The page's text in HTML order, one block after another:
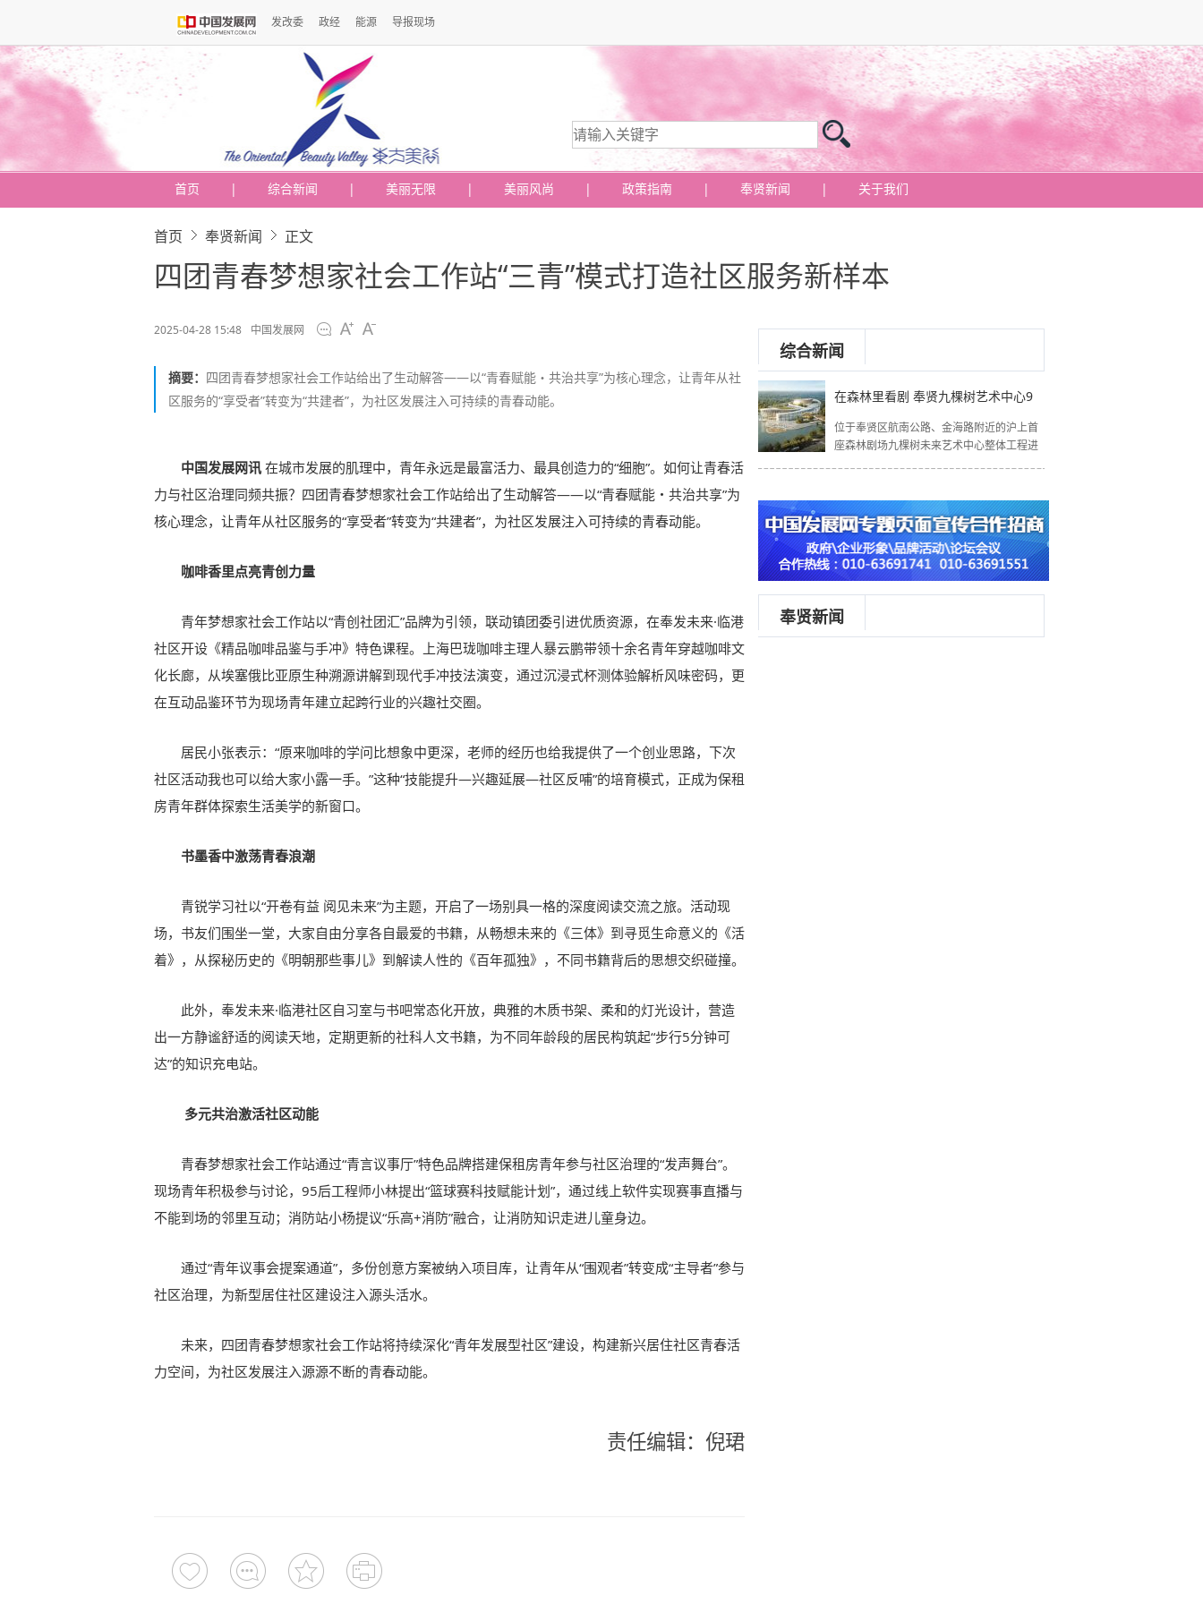
发改委 政经 能源 导报现场
首页 | 综合新闻 | 美丽无限 | 美丽风尚 | 政策指南 | 奉贤新闻 | 关于我们
首页 奉贤新闻 正文
四团青春梦想家社会工作站“三青”模式打造社区服务新样本
2025-04-28 15:48 中国发展网
摘要： 四团青春梦想家社会工作站给出了生动解答——以“青春赋能・共治共享”为核心理念，让青年从社
区服务的“享受者”转变为“共建者”，为社区发展注入可持续的青春动能。
中国发展网讯 在城市发展的肌理中，青年永远是最富活力、最具创造力的“细胞”。如何让青春活
力与社区治理同频共振？四团青春梦想家社会工作站给出了生动解答——以“青春赋能・共治共享”为
核心理念，让青年从社区服务的“享受者”转变为“共建者”，为社区发展注入可持续的青春动能。
咖啡香里点亮青创力量
青年梦想家社会工作站以“青创社团汇”品牌为引领，联动镇团委引进优质资源，在奉发未来·临港
社区开设《精品咖啡品鉴与手冲》特色课程。上海巴珑咖啡主理人暴云鹏带领十余名青年穿越咖啡文
化长廊，从埃塞俄比亚原生种溯源讲解到现代手冲技法演变，通过沉浸式杯测体验解析风味密码，更
在互动品鉴环节为现场青年建立起跨行业的兴趣社交圈。
居民小张表示：“原来咖啡的学问比想象中更深，老师的经历也给我提供了一个创业思路，下次
社区活动我也可以给大家小露一手。”这种“技能提升—兴趣延展—社区反哺”的培育模式，正成为保租
房青年群体探索生活美学的新窗口。
书墨香中激荡青春浪潮
青锐学习社以“开卷有益 阅见未来”为主题，开启了一场别具一格的深度阅读交流之旅。活动现
场，书友们围坐一堂，大家自由分享各自最爱的书籍，从畅想未来的《三体》到寻觅生命意义的《活
着》，从探秘历史的《明朝那些事儿》到解读人性的《百年孤独》，不同书籍背后的思想交织碰撞。
此外，奉发未来·临港社区自习室与书吧常态化开放，典雅的木质书架、柔和的灯光设计，营造
出一方静谧舒适的阅读天地，定期更新的社科人文书籍，为不同年龄段的居民构筑起“步行5分钟可
达”的知识充电站。
多元共治激活社区动能
青春梦想家社会工作站通过“青言议事厅”特色品牌搭建保租房青年参与社区治理的“发声舞台”。
现场青年积极参与讨论，95后工程师小林提出“篮球赛科技赋能计划”，通过线上软件实现赛事直播与
不能到场的邻里互动；消防站小杨提议“乐高+消防”融合，让消防知识走进儿童身边。
通过“青年议事会提案通道”，多份创意方案被纳入项目库，让青年从“围观者”转变成“主导者”参与
社区治理，为新型居住社区建设注入源头活水。
未来，四团青春梦想家社会工作站将持续深化“青年发展型社区”建设，构建新兴居住社区青春活
力空间，为社区发展注入源源不断的青春动能。
责任编辑：倪珺
综合新闻
在森林里看剧 奉贤九棵树艺术中心9
位于奉贤区航南公路、金海路附近的沪上首
座森林剧场九棵树未来艺术中心整体工程进
奉贤新闻